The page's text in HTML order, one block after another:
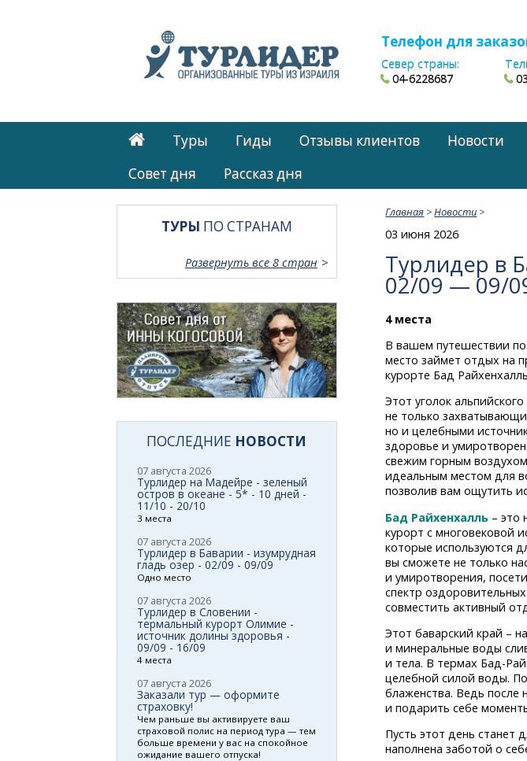
Телефон для
Север страны:
04-6228687
Туры Гиды Отзывы клиентов Новости
Cовет дня
Рассказ дня
Главная >Новости >
03 июня 2026
Турлидер в
02/09 — 09/
4 места
В вашем путешествии
место займет отдых на
курорте Бад
Этот уголок
не только
но и целебными
здоровье и
свежим горным
идеальным местом для
позволив вам ощутить
Бад Райхенхалль – это
курорт с многовековой
которые используются
вы сможете не только
и умиротворения,
спектр
совместить активный
Этот баварский край –
и минеральные воды
и тела. В термах Бад-
целебной силой воды.
блаженства. Ведь после
и подарить себе
Пусть этот день станет
наполнена заботой о
ТУРЫ ПО СТРАНАМ
Развернуть все 8 стран
ПОСЛЕДНИЕ НОВОСТИ
07 августа 2026
Турлидер на Мадейре - зеленый
остров в океане - 5* - 10 дней -
11/10 - 20/10
3 места
07 августа 2026
Турлидер в Баварии - изумрудная
гладь озер - 02/09 - 09/09
Одно место
07 августа 2026
Турлидер в Словении -
термальный курорт Олимие -
источник долины здоровья -
09/09 - 16/09
4 места
07 августа 2026
Заказали тур — оформите
страховку!
Чем раньше вы активируете ваш
страховой полис на период тура — тем
больше времени у вас на спокойное
ожидание вашего отпуска!